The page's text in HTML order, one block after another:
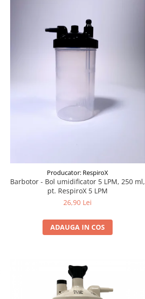
Producator: RespiroX
Barbotor - Bol umidificator 5 LPM, 250 ml,
pt. RespiroX 5 LPM
26,90 Lei
ADAUGA IN COS